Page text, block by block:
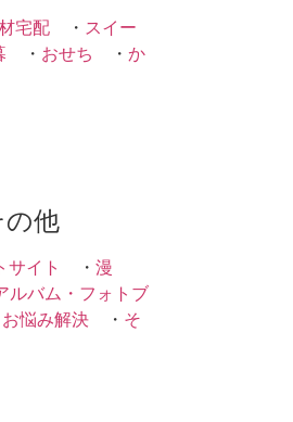
宅配 ・ スイー
・ おせち ・ か
他
サイト ・ 漫
ルバム・フォトブ
お悩み解決 ・ そ